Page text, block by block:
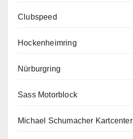
Clubspeed
Hockenheimring
Nürburgring
Sass Motorblock
Michael Schumacher Kartcenter